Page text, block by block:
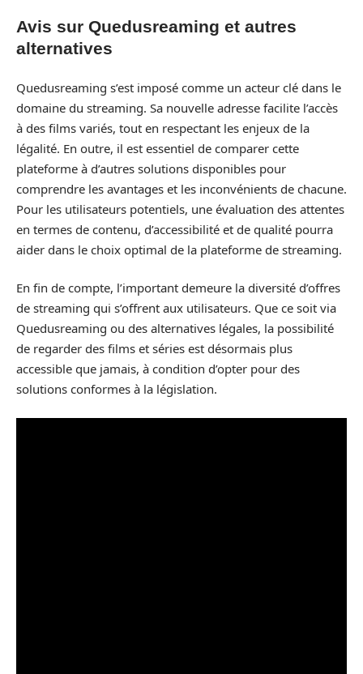
Avis sur Quedusreaming et autres
alternatives
Quedusreaming s’est imposé comme un acteur clé dans le
domaine du streaming. Sa nouvelle adresse facilite l’accès
à des films variés, tout en respectant les enjeux de la
légalité. En outre, il est essentiel de comparer cette
plateforme à d’autres solutions disponibles pour
comprendre les avantages et les inconvénients de chacune.
Pour les utilisateurs potentiels, une évaluation des attentes
en termes de contenu, d’accessibilité et de qualité pourra
aider dans le choix optimal de la plateforme de streaming.
En fin de compte, l’important demeure la diversité d’offres
de streaming qui s’offrent aux utilisateurs. Que ce soit via
Quedusreaming ou des alternatives légales, la possibilité
de regarder des films et séries est désormais plus
accessible que jamais, à condition d’opter pour des
solutions conformes à la législation.